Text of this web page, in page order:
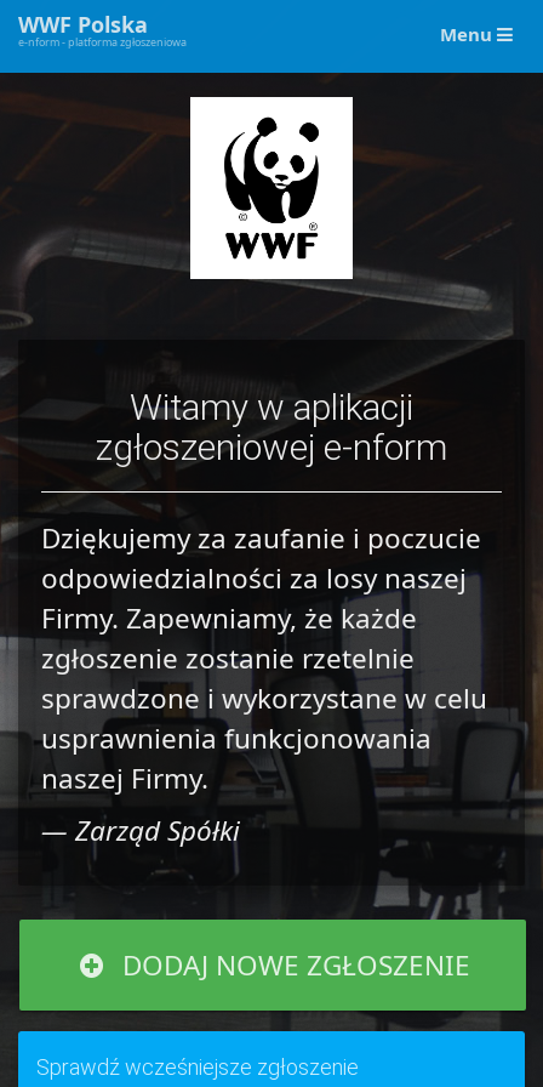
Toggle
Menu
WWF Polska
e-nform - platforma zgłoszeniowa
Witamy w aplikacji
zgłoszeniowej e-nform
Dziękujemy za zaufanie i poczucie
odpowiedzialności za losy naszej
Firmy. Zapewniamy, że każde
zgłoszenie zostanie rzetelnie
sprawdzone i wykorzystane w celu
usprawnienia funkcjonowania
naszej Firmy.
— Zarząd Spółki
DODAJ NOWE ZGŁOSZENIE
Sprawdź wcześniejsze zgłoszenie